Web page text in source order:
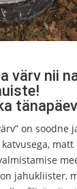
värv nii
on soodne
jahukliister,